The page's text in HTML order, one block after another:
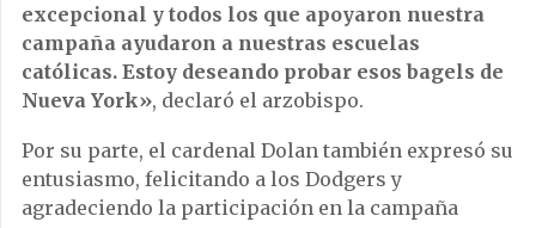
excepcional y todos los que apoyaron nuestra
campaña ayudaron a nuestras escuelas
católicas. Estoy deseando probar esos bagels de
Nueva York», declaró el arzobispo.
Por su parte, el cardenal Dolan también expresó su
entusiasmo, felicitando a los Dodgers y
agradeciendo la participación en la campaña